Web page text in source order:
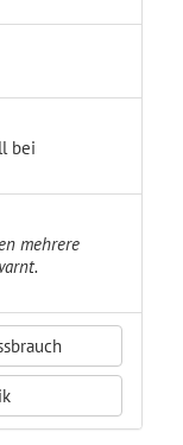
bei
mehrere